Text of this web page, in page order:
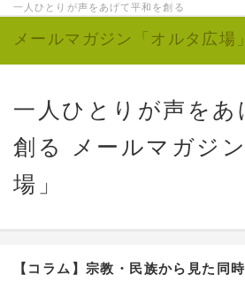
一人ひとりが声をあげて平和を創る メ
メールマガジン「オルタ広場」
一人ひとりが声をあ
創る メールマガジ
場」
【コラム】 宗教・民族から見た同